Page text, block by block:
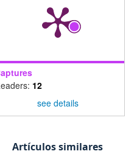
12
see details
Artículos similares